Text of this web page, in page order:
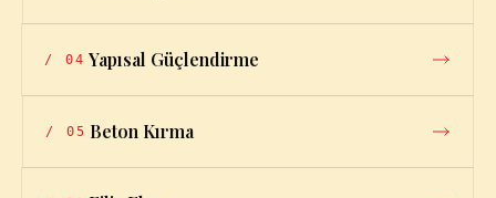
/ 04 Yapısal Güçlendirme
/ 05 Beton Kırma